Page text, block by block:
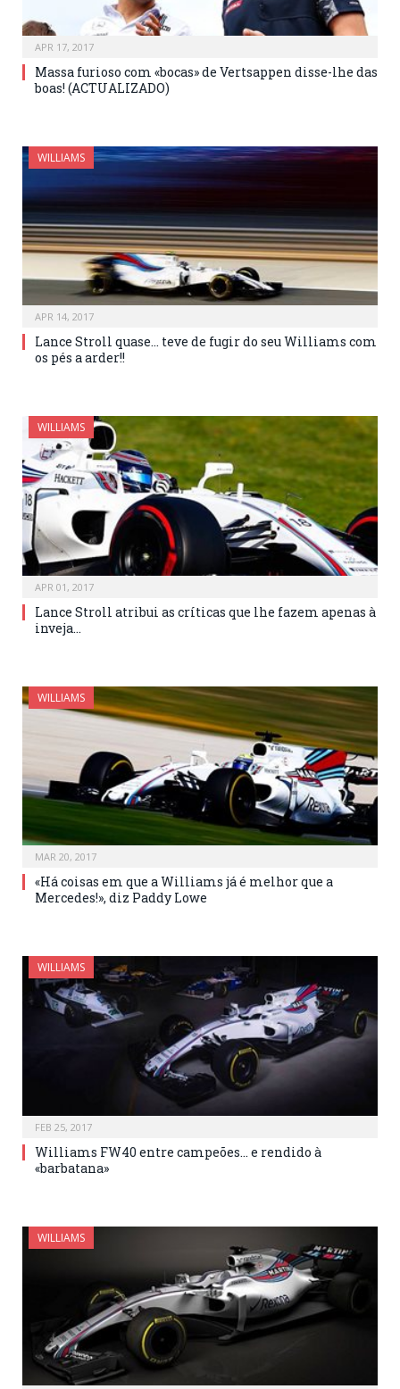
APR 17, 2017
Massa furioso com «bocas» de Vertsappen disse-lhe das
boas! (ACTUALIZADO)
WILLIAMS
APR 14, 2017
Lance Stroll quase… teve de fugir do seu Williams com
os pés a arder!!
WILLIAMS
APR 01, 2017
Lance Stroll atribui as críticas que lhe fazem apenas à
inveja…
WILLIAMS
MAR 20, 2017
«Há coisas em que a Williams já é melhor que a
Mercedes!», diz Paddy Lowe
WILLIAMS
FEB 25, 2017
Williams FW40 entre campeões… e rendido à
«barbatana»
WILLIAMS